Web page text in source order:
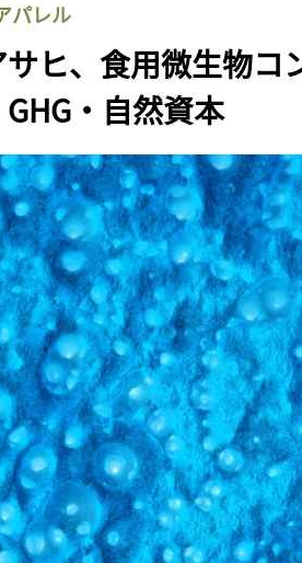
パレル
サヒ、食用微生物
・自然資本